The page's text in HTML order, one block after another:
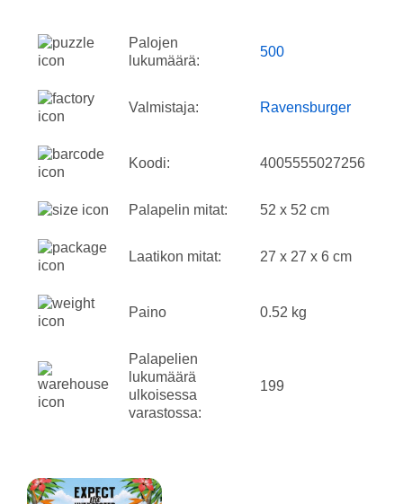
Palojen
lukumäärä:
500
Valmistaja: Ravensburger
Koodi: 4005555027256
Palapelin mitat: 52 x 52 cm
Laatikon mitat: 27 x 27 x 6 cm
Paino 0.52 kg
Palapelien
lukumäärä
ulkoisessa
varastossa:
199